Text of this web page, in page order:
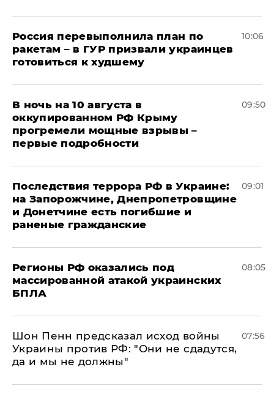
Россия перевыполнила план по
ракетам – в ГУР призвали украинцев
готовиться к худшему
10:06
В ночь на 10 августа в
оккупированном РФ Крыму
прогремели мощные взрывы –
первые подробности
09:50
Последствия террора РФ в Украине:
на Запорожчине, Днепропетровщине
и Донетчине есть погибшие и
раненые гражданские
09:01
Регионы РФ оказались под
массированной атакой украинских
БПЛА
08:05
Шон Пенн предсказал исход войны
Украины против РФ: "Они не сдадутся,
да и мы не должны"
07:56